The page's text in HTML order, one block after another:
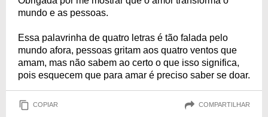
mundo e as pessoas.
Essa palavrinha de quatro letras é tão falada pelo
mundo afora, pessoas gritam aos quatro ventos que
amam, mas não sabem ao certo o que isso significa,
pois esquecem que para amar é preciso saber se doar.
COPIAR COMPARTILHAR